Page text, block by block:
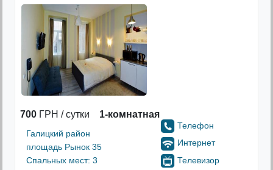
700 ГРН / сутки 1-комнатная
Галицкий район
площадь Рынок 35
Спальных мест: 3
Телефон
Интернет
Телевизор